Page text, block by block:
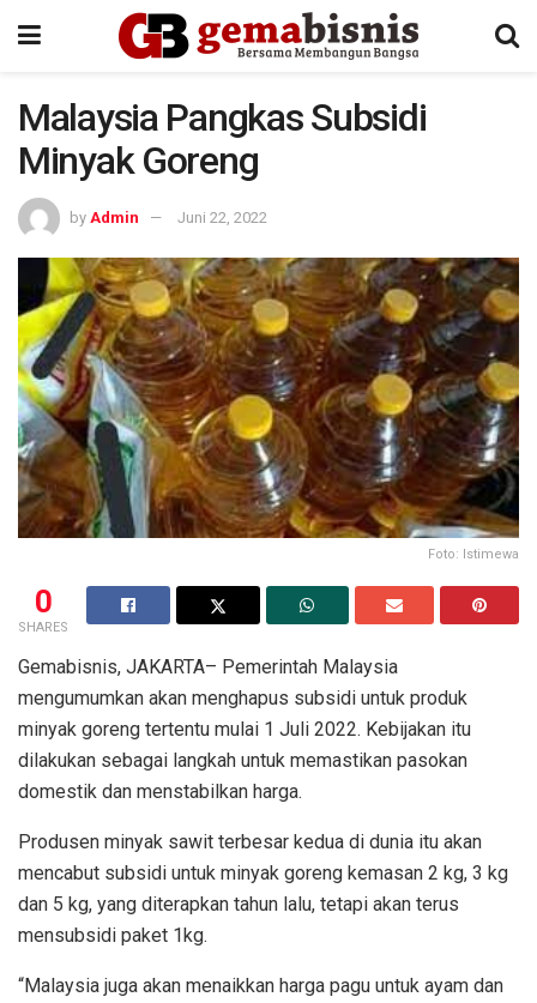
Malaysia Pangkas Subsidi
Minyak Goreng
by Admin Juni 22, 2022
Foto: Istimewa
0
SHARES
Gemabisnis, JAKARTA– Pemerintah Malaysia
mengumumkan akan menghapus subsidi untuk produk
minyak goreng tertentu mulai 1 Juli 2022. Kebijakan itu
dilakukan sebagai langkah untuk memastikan pasokan
domestik dan menstabilkan harga.
Produsen minyak sawit terbesar kedua di dunia itu akan
mencabut subsidi untuk minyak goreng kemasan 2 kg, 3 kg
dan 5 kg, yang diterapkan tahun lalu, tetapi akan terus
mensubsidi paket 1kg.
“Malaysia juga akan menaikkan harga pagu untuk ayam dan